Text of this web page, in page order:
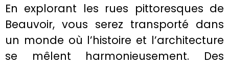
En explorant les rues pittoresques de
Beauvoir, vous serez transporté dans
un monde où l’histoire et l’architecture
se mêlent harmonieusement. Des